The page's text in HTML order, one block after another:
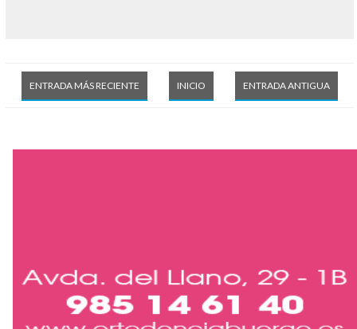
ENTRADA MÁS RECIENTE ENTRADA ANTIGUA
INICIO